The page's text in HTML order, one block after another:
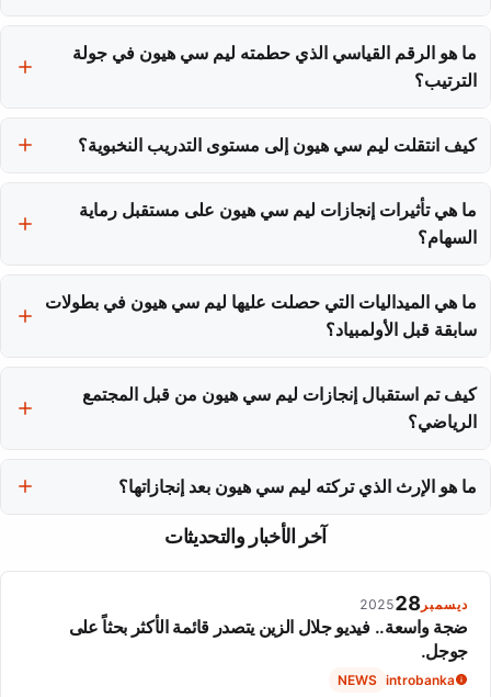
كانت في الصف الثالث، حيث بدأت كفضول بسيط ثم تطورت إلى انضباط
واحتراف.
ما هو الرقم القياسي الذي حطمته ليم سي هيون في جولة
الترتيب؟
في جولة الترتيب بنتيجة 694.
كيف انتقلت ليم سي هيون إلى مستوى التدريب النخبوية؟
التحقت بمدرسة سول الثانوية للتربية البدنية التي تضم أفضل رماة السهام
في البلاد.
ما هي تأثيرات إنجازات ليم سي هيون على مستقبل رماية
السهام؟
الأرقام التي حققتها أهدافاً يسعى الرماة المستقبليون لتحقيقها.
ما هي الميداليات التي حصلت عليها ليم سي هيون في بطولات
سابقة قبل الأولمبياد؟
الآسيوية 2022 وميداليتين ذهبيتين في كأس العالم لرماية السهام 2023.
كيف تم استقبال إنجازات ليم سي هيون من قبل المجتمع
الرياضي؟
دقتها وتميزها في الأداء خلال المنافسات.
ما هو الإرث الذي تركته ليم سي هيون بعد إنجازاتها؟
ترك إرث ليم سي هيون معيارًا جديدًا في رماية السهام، حيث أصبحت
أرقامها القياسية تحديًا للرماة المستقبليين.
آخر الأخبار والتحديثات
ديسمبر 28
2025
ضجة واسعة.. فيديو جلال الزين يتصدر قائمة الأكثر بحثاً على
جوجل.
introbanka
NEWS